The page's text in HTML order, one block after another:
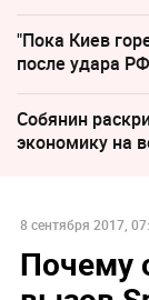
"Пока Киев
после удара РФ
Собянин
экономику на
8 сентября 2017,
Почему